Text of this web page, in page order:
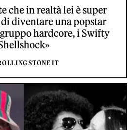
che in realtà lei è super
diventare una popstar
hardcore, i Swifty
STONE IT